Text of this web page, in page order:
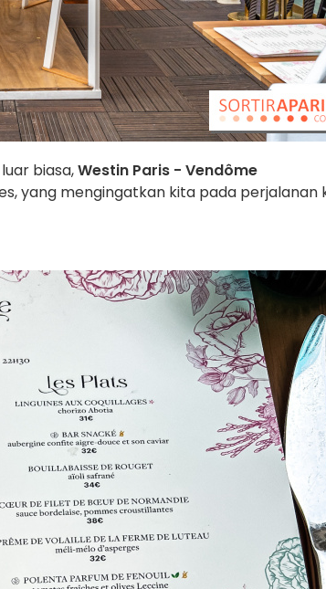
biasa,Westin Paris - Vendôme
yang mengingatkan kita pada perjalanan